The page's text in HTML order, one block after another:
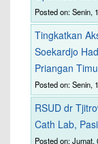
Posted on: Senin,
Tingkatkan
Soekardjo
Priangan
Posted on: Senin,
RSUD dr
Cath Lab,
Posted on: Jumat,